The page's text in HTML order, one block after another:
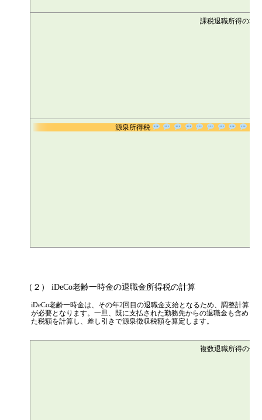
課税退職所得の算
源泉所得税
（２） iDeCo老齢一時金の退職金所得税の計算
iDeCo老齢一時金は、その年2回目の退職金支給となるため、調整計算
が必要となります。一旦、既に支払された勤務先からの退職金も含め
た税額を計算し、差し引きで源泉徴収税額を算定します。
複数退職所得の合